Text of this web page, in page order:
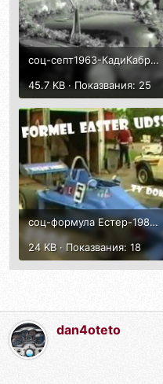
соц-септ1963-КадиКабрио1948-В.Терешкова и ВлБиковски-Плевен-2.jpg
45.7 KB · Показвания: 25
соц-формула Естер-1985.jpg
24 KB · Показвания: 18
dan4oteto